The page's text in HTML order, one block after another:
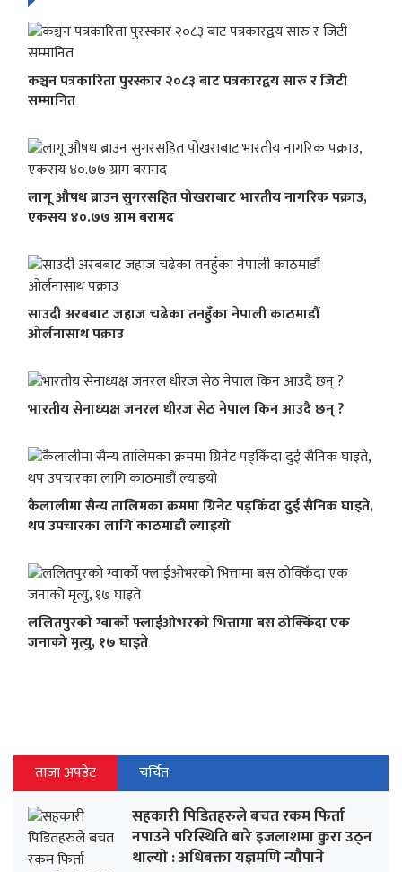
कञ्चन पत्रकारिता पुरस्कार २०८३ बाट पत्रकारद्वय सारु र जिटी
सम्मानित
लागू औषध ब्राउन सुगरसहित पोखराबाट भारतीय नागरिक पक्राउ,
एकसय ४०.७७ ग्राम बरामद
साउदी अरबबाट जहाज चढेका तनहुँका नेपाली काठमाडौं
ओर्लनासाथ पक्राउ
भारतीय सेनाध्यक्ष जनरल धीरज सेठ नेपाल किन आउदै छन् ?
कैलालीमा सैन्य तालिमका क्रममा ग्रिनेट पड्किँदा दुई सैनिक घाइते,
थप उपचारका लागि काठमाडौं ल्याइयो
ललितपुरको ग्वार्को फ्लाईओभरको भित्तामा बस ठोक्किँदा एक
जनाको मृत्यु, १७ घाइते
ताजा अपडेट चर्चित
सहकारी पिडितहरुले बचत रकम फिर्ता
नपाउने परिस्थिति बारे इजलाशमा कुरा उठ्न
थाल्यो : अधिबक्ता यज्ञमणि न्यौपाने